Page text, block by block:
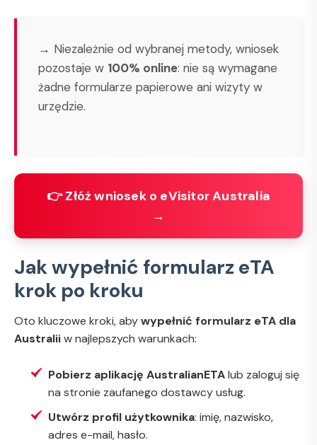
→ Niezależnie od wybranej metody, wniosek
pozostaje w 100% online: nie są wymagane
żadne formularze papierowe ani wizyty w
urzędzie.
👉 Złóż wniosek o eVisitor Australia
→
Jak wypełnić formularz eTA
krok po kroku
Oto kluczowe kroki, abywypełnić formularz eTA dla
Australiiw najlepszych warunkach:
Pobierz aplikację AustralianETAlub zaloguj się
na stronie zaufanego dostawcy usług.
Utwórz profil użytkownika: imię, nazwisko,
adres e-mail, hasło.